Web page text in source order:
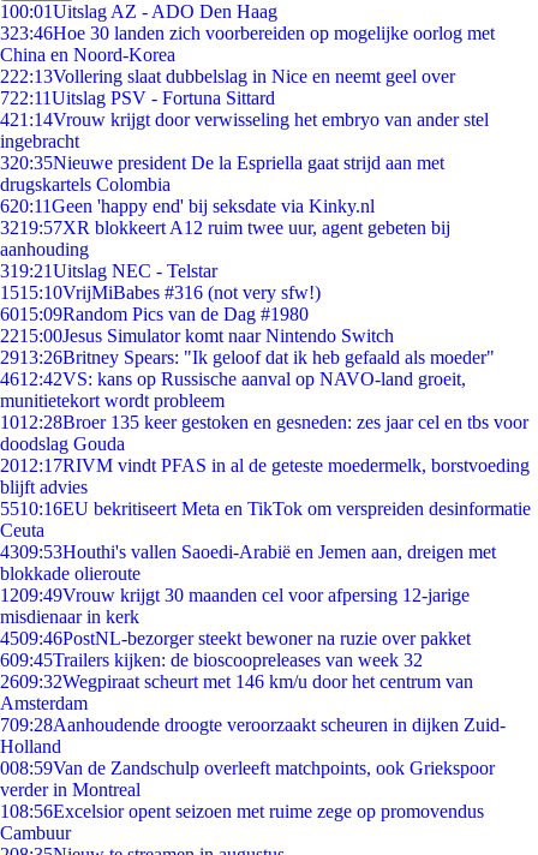
100:01Uitslag AZ - ADO Den Haag
323:46Hoe 30 landen zich voorbereiden op mogelijke oorlog met
China en Noord-Korea
222:13Vollering slaat dubbelslag in Nice en neemt geel over
722:11Uitslag PSV - Fortuna Sittard
421:14Vrouw krijgt door verwisseling het embryo van ander stel
ingebracht
320:35Nieuwe president De la Espriella gaat strijd aan met
drugskartels Colombia
620:11Geen 'happy end' bij seksdate via Kinky.nl
3219:57XR blokkeert A12 ruim twee uur, agent gebeten bij
aanhouding
319:21Uitslag NEC - Telstar
1515:10VrijMiBabes #316 (not very sfw!)
6015:09Random Pics van de Dag #1980
2215:00Jesus Simulator komt naar Nintendo Switch
2913:26Britney Spears: "Ik geloof dat ik heb gefaald als moeder"
4612:42VS: kans op Russische aanval op NAVO-land groeit,
munitietekort wordt probleem
1012:28Broer 135 keer gestoken en gesneden: zes jaar cel en tbs voor
doodslag Gouda
2012:17RIVM vindt PFAS in al de geteste moedermelk, borstvoeding
blijft advies
5510:16EU bekritiseert Meta en TikTok om verspreiden desinformatie
Ceuta
4309:53Houthi's vallen Saoedi-Arabië en Jemen aan, dreigen met
blokkade olieroute
1209:49Vrouw krijgt 30 maanden cel voor afpersing 12-jarige
misdienaar in kerk
4509:46PostNL-bezorger steekt bewoner na ruzie over pakket
609:45Trailers kijken: de bioscoopreleases van week 32
2609:32Wegpiraat scheurt met 146 km/u door het centrum van
Amsterdam
709:28Aanhoudende droogte veroorzaakt scheuren in dijken Zuid-
Holland
008:59Van de Zandschulp overleeft matchpoints, ook Griekspoor
verder in Montreal
108:56Excelsior opent seizoen met ruime zege op promovendus
Cambuur